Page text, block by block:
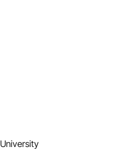
University